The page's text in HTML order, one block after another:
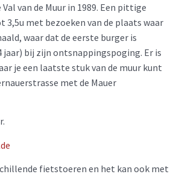
van de Muur in 1989. Een pittige
met bezoeken van de plaats waar
waar dat de eerste burger is
jaar) bij zijn ontsnappingspoging. Er is
je een laatste stuk van de muur kunt
met de Mauer
fietstoeren en het kan ook met